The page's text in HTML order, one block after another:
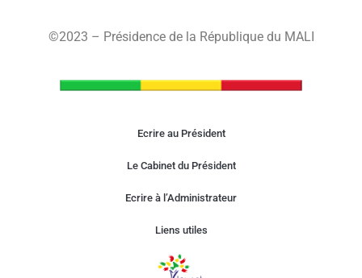
©2023 – Présidence de la République du MALI
Ecrire au Président
Le Cabinet du Président
Ecrire à l’Administrateur
Liens utiles